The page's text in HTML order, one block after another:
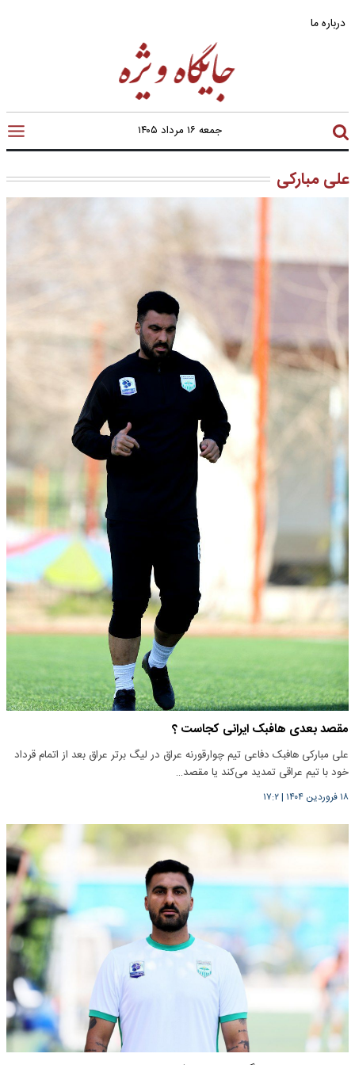
درباره ما
جمعه ۱۶ مرداد ۱۴۰۵
علی مبارکی
مقصد بعدی هافبک ایرانی کجاست ؟
علی مبارکی هافبک دفاعی تیم چوارقورنه عراق در لیگ برتر عراق بعد از اتمام قرداد
خود با تیم عراقی تمدید می‌کند یا مقصد…
۱۸ فروردین ۱۴۰۴ |۱۷:۲